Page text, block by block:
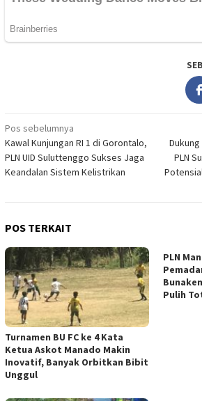
Navigasi
pos
Pos sebelumnya
Kawal Kunjungan RI 1 di Gorontalo,
PLN UID Suluttenggo Sukses Jaga
Keandalan Sistem Kelistrikan
Dukung
PLN
POS TERKAIT
Turnamen BU FC ke 4 Kata
Ketua Askot Manado Makin
Inovatif, Banyak Orbitkan Bibit
Unggul
PLN
Pulih